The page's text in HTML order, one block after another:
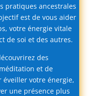
pratiques ancestrales
est de vous aider
votre énergie vitale
de soi et des autres.
des
méditation et de
éveiller votre énergie,
une présence plus